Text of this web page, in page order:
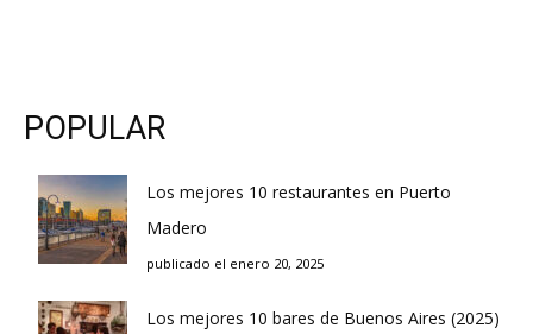
POPULAR
Los mejores 10 restaurantes en Puerto
Madero
publicado el enero 20, 2025
Los mejores 10 bares de Buenos Aires (2025)